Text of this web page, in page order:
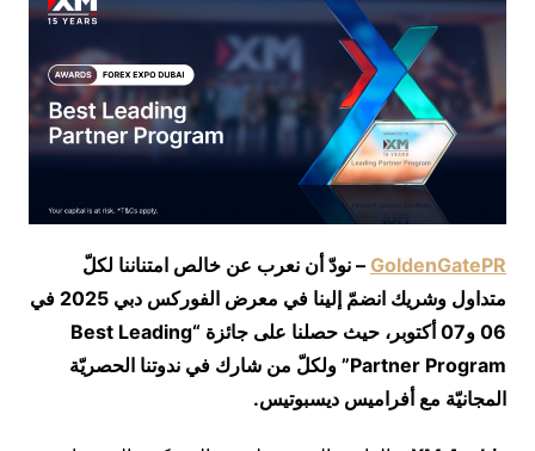
GoldenGatePR
– نودّ أن نعرب عن خالص امتناننا لكلّ
متداول وشريك انضمّ إلينا في معرض الفوركس دبي 2025 في
06 و07 أكتوبر، حيث حصلنا على جائزة “Best Leading
Partner Program” ولكلّ من شارك في ندوتنا الحصريّة
المجانيّة مع أفراميس ديسبوتيس.